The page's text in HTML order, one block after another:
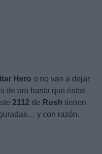
Hero o no van a dejar
de oro hasta que éstos
2112 de Rush tienen
y con razón.